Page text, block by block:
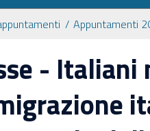
Appuntamenti
- Italiani